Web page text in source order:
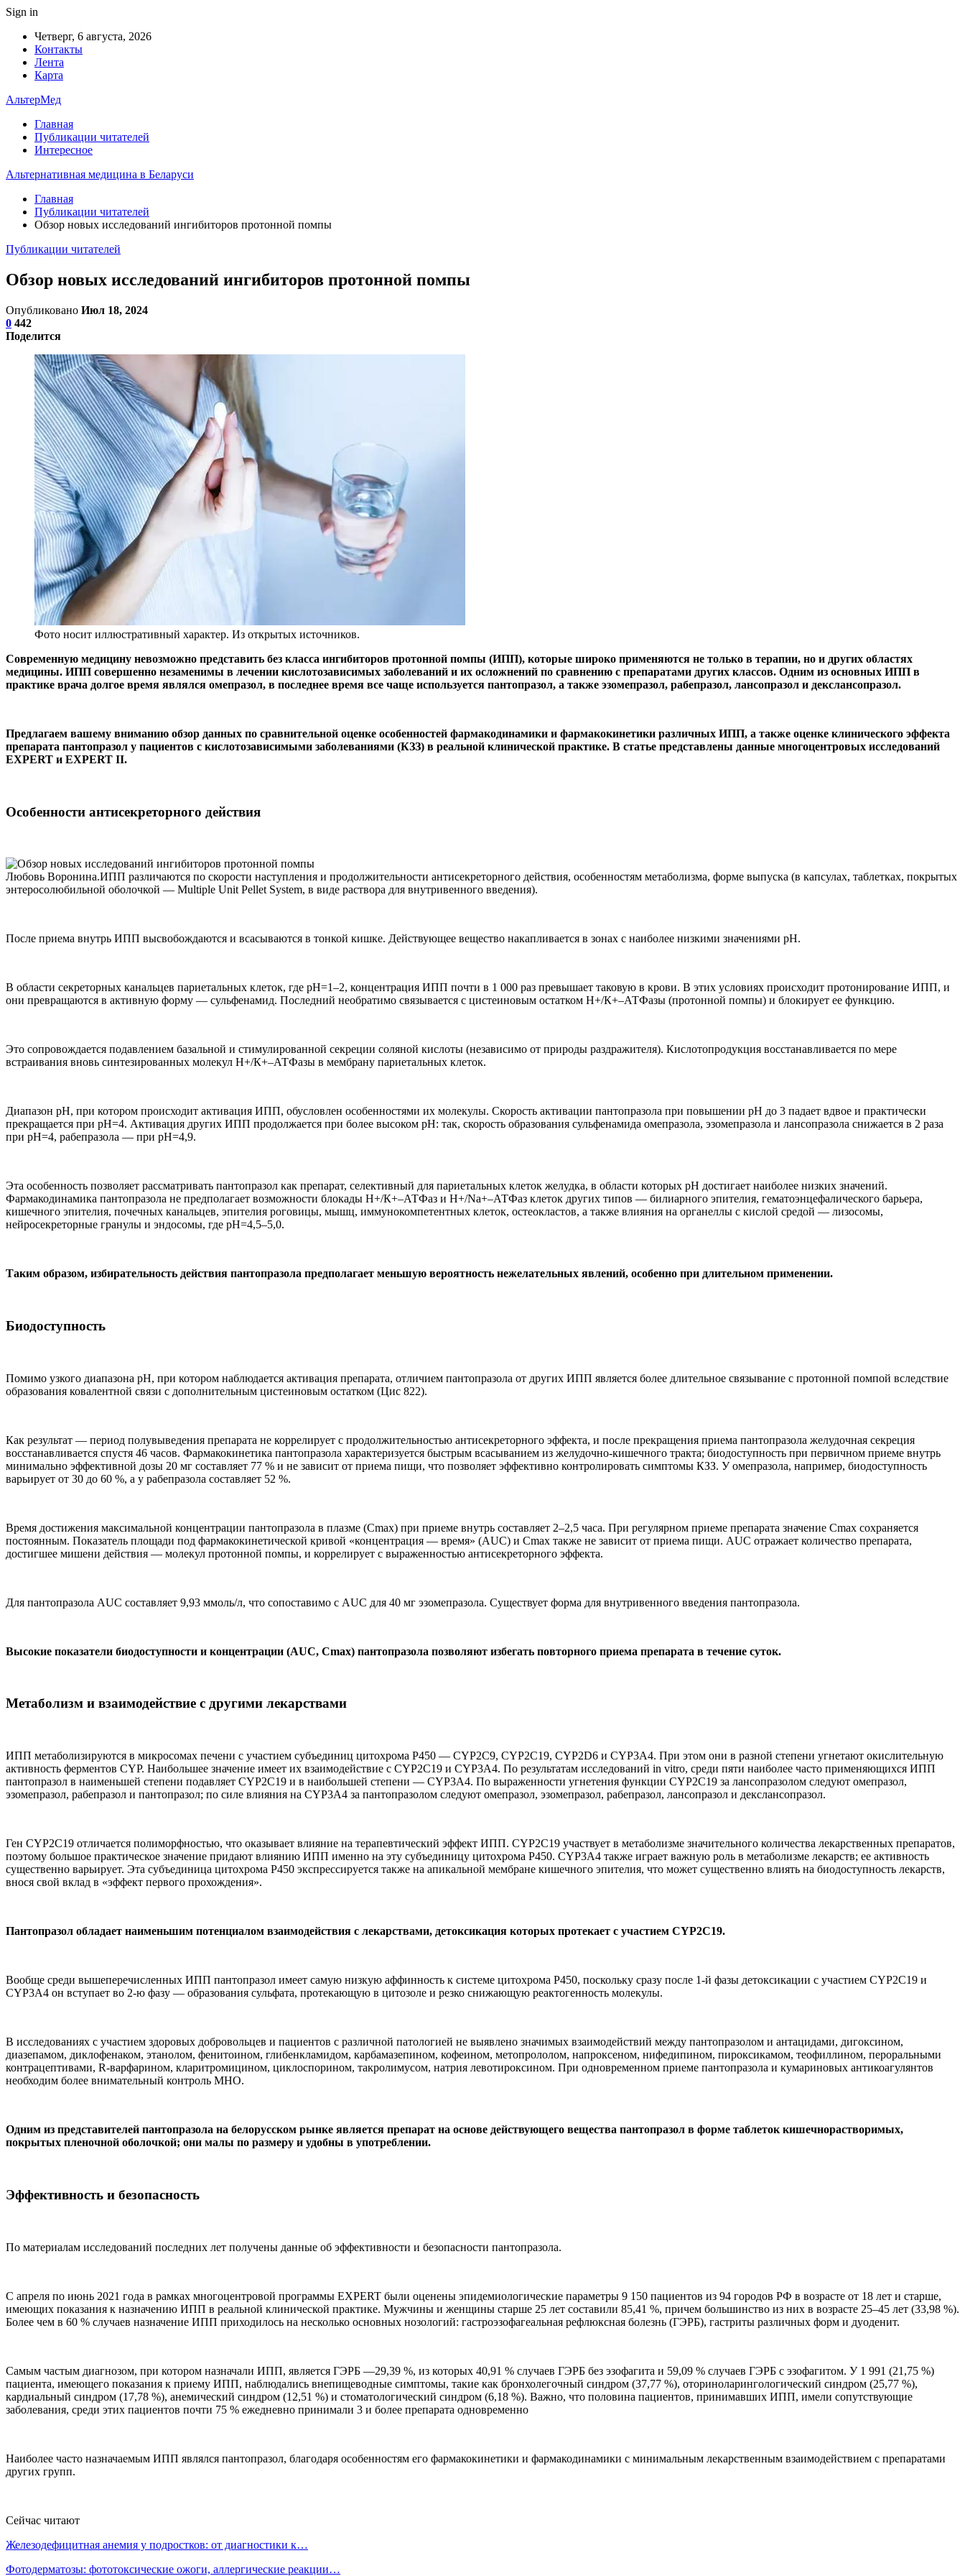
Sign in
Четверг, 6 августа, 2026
Контакты
Лента
Карта
АльтерМед
Главная
Публикации читателей
Интересное
Альтернативная медицина в Беларуси
Главная
Публикации читателей
Обзор новых исследований ингибиторов протонной помпы
Публикации читателей
Обзор новых исследований ингибиторов протонной помпы
Опубликовано Июл 18, 2024
0 442
Поделится
Фото носит иллюстративный характер. Из открытых источников.
Современную медицину невозможно представить без класса ингибиторов протонной помпы (ИПП), которые широко применяются не только в терапии, но и других областях
медицины. ИПП совершенно незаменимы в лечении кислотозависимых заболеваний и их осложнений по сравнению с препаратами других классов. Одним из основных ИПП в
практике врача долгое время являлся омепразол, в последнее время все чаще используется пантопразол, а также эзомепразол, рабепразол, лансопразол и декслансопразол.
Предлагаем вашему вниманию обзор данных по сравнительной оценке особенностей фармакодинамики и фармакокинетики различных ИПП, а также оценке клинического эффекта
препарата пантопразол у пациентов с кислотозависимыми заболеваниями (КЗЗ) в реальной клинической практике. В статье представлены данные многоцентровых исследований
EXPERT и EXPERT II.
Особенности антисекреторного действия
Любовь Воронина.ИПП различаются по скорости наступления и продолжительности антисекреторного действия, особенностям метаболизма, форме выпуска (в капсулах, таблетках, покрытых
энтеросолюбильной оболочкой — Multiple Unit Pellet System, в виде раствора для внутривенного введения).
После приема внутрь ИПП высвобождаются и всасываются в тонкой кишке. Действующее вещество накапливается в зонах с наиболее низкими значениями рН.
В области секреторных канальцев париетальных клеток, где рН=1–2, концентрация ИПП почти в 1 000 раз превышает таковую в крови. В этих условиях происходит протонирование ИПП, и
они превращаются в активную форму — сульфенамид. Последний необратимо связывается с цистеиновым остатком Н+/К+–АТФазы (протонной помпы) и блокирует ее функцию.
Это сопровождается подавлением базальной и стимулированной секреции соляной кислоты (независимо от природы раздражителя). Кислотопродукция восстанавливается по мере
встраивания вновь синтезированных молекул Н+/К+–АТФазы в мембрану париетальных клеток.
Диапазон рН, при котором происходит активация ИПП, обусловлен особенностями их молекулы. Скорость активации пантопразола при повышении рН до 3 падает вдвое и практически
прекращается при рН=4. Активация других ИПП продолжается при более высоком рН: так, скорость образования сульфенамида омепразола, эзомепразола и лансопразола снижается в 2 раза
при рН=4, рабепразола — при рН=4,9.
Эта особенность позволяет рассматривать пантопразол как препарат, селективный для париетальных клеток желудка, в области которых рН достигает наиболее низких значений.
Фармакодинамика пантопразола не предполагает возможности блокады Н+/К+–АТФаз и Н+/Na+–АТФаз клеток других типов — билиарного эпителия, гематоэнцефалического барьера,
кишечного эпителия, почечных канальцев, эпителия роговицы, мышц, иммунокомпетентных клеток, остеокластов, а также влияния на органеллы с кислой средой — лизосомы,
нейросекреторные гранулы и эндосомы, где рН=4,5–5,0.
Таким образом, избирательность действия пантопразола предполагает меньшую вероятность нежелательных явлений, особенно при длительном применении.
Биодоступность
Помимо узкого диапазона рН, при котором наблюдается активация препарата, отличием пантопразола от других ИПП является более длительное связывание с протонной помпой вследствие
образования ковалентной связи с дополнительным цистеиновым остатком (Цис 822).
Как результат — период полувыведения препарата не коррелирует с продолжительностью антисекреторного эффекта, и после прекращения приема пантопразола желудочная секреция
восстанавливается спустя 46 часов. Фармакокинетика пантопразола характеризуется быстрым всасыванием из желудочно-кишечного тракта; биодоступность при первичном приеме внутрь
минимально эффективной дозы 20 мг составляет 77 % и не зависит от приема пищи, что позволяет эффективно контролировать симптомы КЗЗ. У омепразола, например, биодоступность
варьирует от 30 до 60 %, а у рабепразола составляет 52 %.
Время достижения максимальной концентрации пантопразола в плазме (Cmax) при приеме внутрь составляет 2–2,5 часа. При регулярном приеме препарата значение Cmax сохраняется
постоянным. Показатель площади под фармакокинетической кривой «концентрация — время» (AUC) и Cmax также не зависит от приема пищи. AUC отражает количество препарата,
достигшее мишени действия — молекул протонной помпы, и коррелирует с выраженностью антисекреторного эффекта.
Для пантопразола AUC составляет 9,93 ммоль/л, что сопоставимо с AUC для 40 мг эзомепразола. Существует форма для внутривенного введения пантопразола.
Высокие показатели биодоступности и концентрации (AUC, Сmax) пантопразола позволяют избегать повторного приема препарата в течение суток.
Метаболизм и взаимодействие с другими лекарствами
ИПП метаболизируются в микросомах печени с участием субъединиц цитохрома Р450 — CYP2C9, CYP2C19, CYP2D6 и CYP3A4. При этом они в разной степени угнетают окислительную
активность ферментов CYP. Наибольшее значение имеет их взаимодействие с CYP2C19 и CYP3A4. По результатам исследований in vitro, среди пяти наиболее часто применяющихся ИПП
пантопразол в наименьшей степени подавляет CYP2C19 и в наибольшей степени — CYP3A4. По выраженности угнетения функции CYP2C19 за лансопразолом следуют омепразол,
эзомепразол, рабепразол и пантопразол; по силе влияния на CYP3A4 за пантопразолом следуют омепразол, эзомепразол, рабепразол, лансопразол и декслансопразол.
Ген CYP2C19 отличается полиморфностью, что оказывает влияние на терапевтический эффект ИПП. CYP2C19 участвует в метаболизме значительного количества лекарственных препаратов,
поэтому большое практическое значение придают влиянию ИПП именно на эту субъединицу цитохрома Р450. CYP3A4 также играет важную роль в метаболизме лекарств; ее активность
существенно варьирует. Эта субъединица цитохрома Р450 экспрессируется также на апикальной мембране кишечного эпителия, что может существенно влиять на биодоступность лекарств,
внося свой вклад в «эффект первого прохождения».
Пантопразол обладает наименьшим потенциалом взаимодействия с лекарствами, детоксикация которых протекает с участием CYP2C19.
Вообще среди вышеперечисленных ИПП пантопразол имеет самую низкую аффинность к системе цитохрома Р450, поскольку сразу после 1-й фазы детоксикации с участием CYP2C19 и
CYP3A4 он вступает во 2-ю фазу — образования сульфата, протекающую в цитозоле и резко снижающую реактогенность молекулы.
В исследованиях с участием здоровых добровольцев и пациентов с различной патологией не выявлено значимых взаимодействий между пантопразолом и антацидами, дигоксином,
диазепамом, диклофенаком, этанолом, фенитоином, глибенкламидом, карбамазепином, кофеином, метопрололом, напроксеном, нифедипином, пироксикамом, теофиллином, пероральными
контрацептивами, R-варфарином, кларитромицином, циклоспорином, такролимусом, натрия левотироксином. При одновременном приеме пантопразола и кумариновых антикоагулянтов
необходим более внимательный контроль МНО.
Одним из представителей пантопразола на белорусском рынке является препарат на основе действующего вещества пантопразол в форме таблеток кишечнорастворимых,
покрытых пленочной оболочкой; они малы по размеру и удобны в употреблении.
Эффективность и безопасность
По материалам исследований последних лет получены данные об эффективности и безопасности пантопразола.
С апреля по июнь 2021 года в рамках многоцентровой программы EXPERT были оценены эпидемиологические параметры 9 150 пациентов из 94 городов РФ в возрасте от 18 лет и старше,
имеющих показания к назначению ИПП в реальной клинической практике. Мужчины и женщины старше 25 лет составили 85,41 %, причем большинство из них в возрасте 25–45 лет (33,98 %).
Более чем в 60 % случаев назначение ИПП приходилось на несколько основных нозологий: гастроэзофагеальная рефлюксная болезнь (ГЭРБ), гастриты различных форм и дуоденит.
Самым частым диагнозом, при котором назначали ИПП, является ГЭРБ —29,39 %, из которых 40,91 % случаев ГЭРБ без эзофагита и 59,09 % случаев ГЭРБ с эзофагитом. У 1 991 (21,75 %)
пациента, имеющего показания к приему ИПП, наблюдались внепищеводные симптомы, такие как бронхолегочный синдром (37,77 %), оториноларингологический синдром (25,77 %),
кардиальный синдром (17,78 %), анемический синдром (12,51 %) и стоматологический синдром (6,18 %). Важно, что половина пациентов, принимавших ИПП, имели сопутствующие
заболевания, среди этих пациентов почти 75 % ежедневно принимали 3 и более препарата одновременно
Наиболее часто назначаемым ИПП являлся пантопразол, благодаря особенностям его фармакокинетики и фармакодинамики с минимальным лекарственным взаимодействием с препаратами
других групп.
Сейчас читают
Железодефицитная анемия у подростков: от диагностики к…
Фотодерматозы: фототоксические ожоги, аллергические реакции…